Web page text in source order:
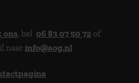
ons, bel 06 83 07 50 72 of
naarinfo@aog.nl